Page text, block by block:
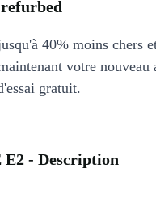
40% moins chers
votre nouveau
gratuit.
- Description